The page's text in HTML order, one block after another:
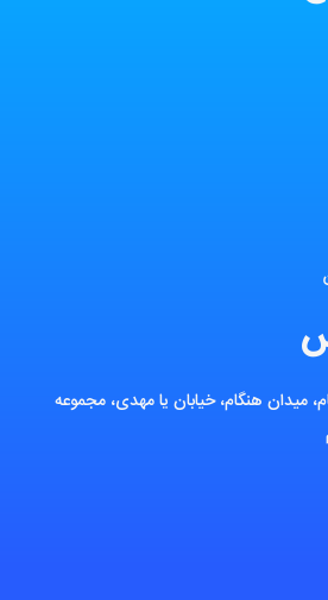
میدان هنگام، خیابان یا مهدی، مجموعه